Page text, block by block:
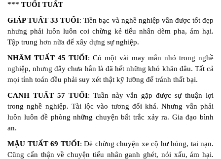
*** TUỔI TUẤT
GIÁP TUẤT 33 TUỔI: Tiền bạc và nghề nghiệp vẫn được tốt đẹp
nhưng phải luôn luôn coi chừng kẻ tiểu nhân dèm pha, ám hại.
Tập trung hơn nữa để xây dựng sự nghiệp.
NHÂM TUẤT 45 TUỔI: Có một vài may mắn nhỏ trong nghề
nghiệp, nhưng đây chưa hẳn là đã hết những khó khăn đâu. Tất cả
mọi tính toán đều phải suy xét thật kỹ lưỡng để tránh thất bại.
CANH TUẤT 57 TUỔI: Tuần này vẫn gặp được sự thuận lợi
trong nghề nghiệp. Tài lộc vào tương đối khá. Nhưng vẫn phải
luôn luôn đề phòng những chuyện bất trắc xảy ra. Gia đạo bình
an.
MẬU TUẤT 69 TUỔI: Dè chừng chuyện xe cộ hư hỏng, tai nạn.
Cũng cẩn thận về chuyện tiểu nhân ganh ghét, nói xấu, ám hại.